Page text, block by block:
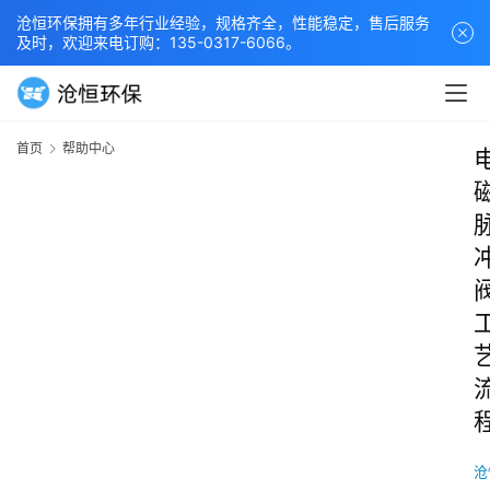
沧恒环保拥有多年行业经验，规格齐全，性能稳定，售后服务
及时，欢迎来电订购：135-0317-6066。
首页 帮助中心